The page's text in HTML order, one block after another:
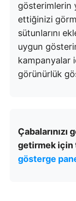
gösterimlerin
ettiğinizi
sütunlarını
uygun
kampanyalar
görünürlük
getirmek için
gösterge